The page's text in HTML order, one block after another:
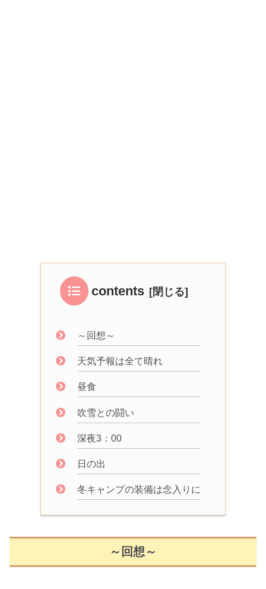
contents
～回想～
天気予報は全て晴れ
昼食
吹雪との闘い
深夜3：00
日の出
冬キャンプの装備は念入りに
～回想～